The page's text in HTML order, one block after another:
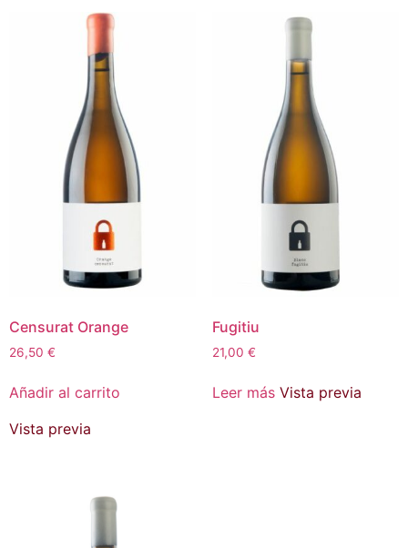
Censurat Orange
26,50 €
Añadir al carrito
Vista previa
Fugitiu
21,00 €
Leer más Vista previa